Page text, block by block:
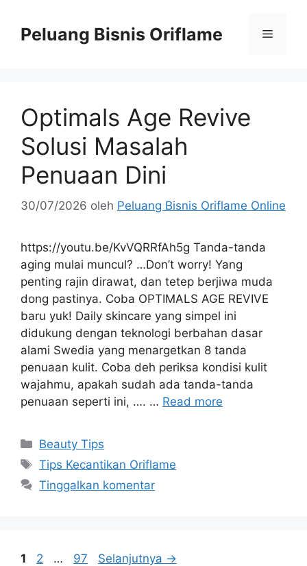
Peluang Bisnis Oriflame
Optimals Age Revive
Solusi Masalah
Penuaan Dini
30/07/2026 oleh Peluang Bisnis Oriflame Online
https://youtu.be/KvVQRRfAh5g Tanda-tanda
aging mulai muncul? …Don’t worry! Yang
penting rajin dirawat, dan tetep berjiwa muda
dong pastinya. Coba OPTIMALS AGE REVIVE
baru yuk! Daily skincare yang simpel ini
didukung dengan teknologi berbahan dasar
alami Swedia yang menargetkan 8 tanda
penuaan kulit. Coba deh periksa kondisi kulit
wajahmu, apakah sudah ada tanda-tanda
penuaan seperti ini, …. … Read more
Beauty Tips
Tips Kecantikan Oriflame
Tinggalkan komentar
1 2 … 97 Selanjutnya →